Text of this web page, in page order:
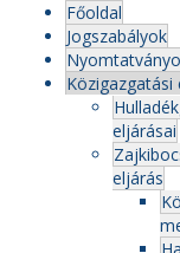
Főoldal
Jogszabályok
Közigazgatási
eljárásai
eljárás